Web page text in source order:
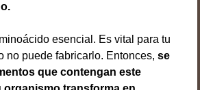
esencial. Es vital para tu
no puede fabricarlo. Entonces,se
que contengan este